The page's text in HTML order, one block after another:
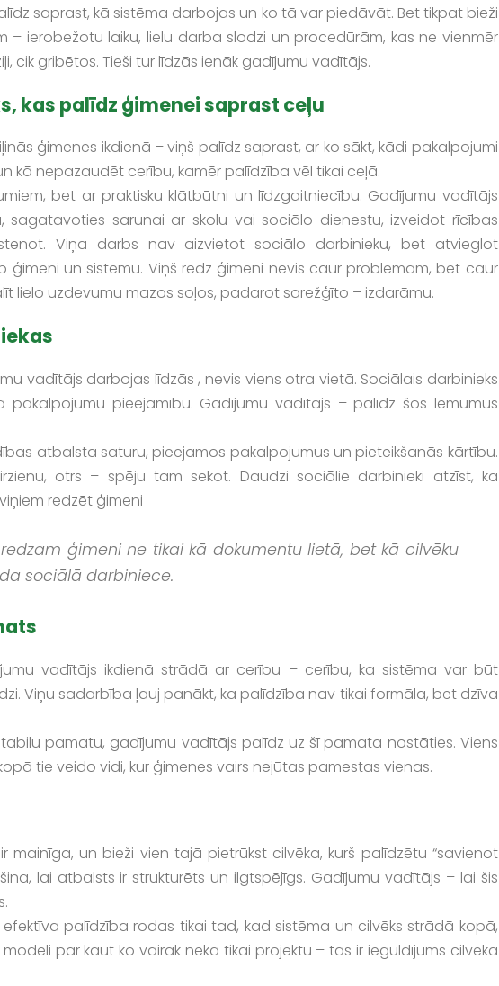
saprast, kā sistēma darbojas un ko tā var piedāvāt. Bet tikpat bieži
– ierobežotu laiku, lielu darba slodzi un procedūrām, kas ne vienmēr
cik gribētos. Tieši tur līdzās ienāk gadījumu vadītājs.
kas palīdz ģimenei saprast ceļu
ģimenes ikdienā – viņš palīdz saprast, ar ko sākt, kādi pakalpojumi
kā nepazaudēt cerību, kamēr palīdzība vēl tikai ceļā.
bet ar praktisku klātbūtni un līdzgaitniecību. Gadījumu vadītājs
sagatavoties sarunai ar skolu vai sociālo dienestu, izveidot rīcības
Viņa darbs nav aizvietot sociālo darbinieku, bet atvieglot
ģimeni un sistēmu. Viņš redz ģimeni nevis caur problēmām, bet caur
lielo uzdevumu mazos soļos, padarot sarežģīto – izdarāmu.
vadītājs darbojas līdzās , nevis viens otra vietā. Sociālais darbinieks
pakalpojumu pieejamību. Gadījumu vadītājs – palīdz šos lēmumus
atbalsta saturu, pieejamos pakalpojumus un pieteikšanās kārtību.
otrs – spēju tam sekot. Daudzi sociālie darbinieki atzīst, ka
redzēt ģimeni
ģimeni ne tikai kā dokumentu lietā, bet kā cilvēku
sociālā darbiniece.
vadītājs ikdienā strādā ar cerību – cerību, ka sistēma var būt
Viņu sadarbība ļauj panākt, ka palīdzība nav tikai formāla, bet dzīva
pamatu, gadījumu vadītājs palīdz uz šī pamata nostāties. Viens
tie veido vidi, kur ģimenes vairs nejūtas pamestas vienas.
mainīga, un bieži vien tajā pietrūkst cilvēka, kurš palīdzētu “savienot
lai atbalsts ir strukturēts un ilgtspējīgs. Gadījumu vadītājs – lai šis
palīdzība rodas tikai tad, kad sistēma un cilvēks strādā kopā,
par kaut ko vairāk nekā tikai projektu – tas ir ieguldījums cilvēkā